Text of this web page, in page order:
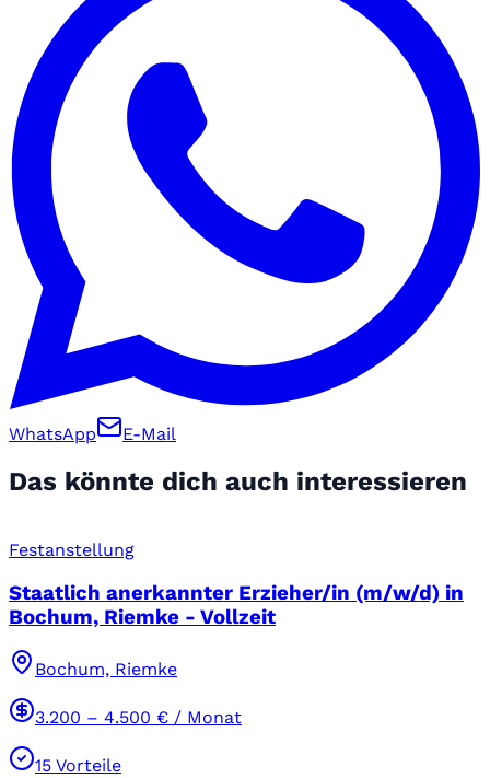
WhatsApp E-Mail
Das könnte dich auch interessieren
Festanstellung
Staatlich anerkannter Erzieher/in (m/w/d) in
Bochum, Riemke - Vollzeit
Bochum, Riemke
3.200 – 4.500 € / Monat
15 Vorteile